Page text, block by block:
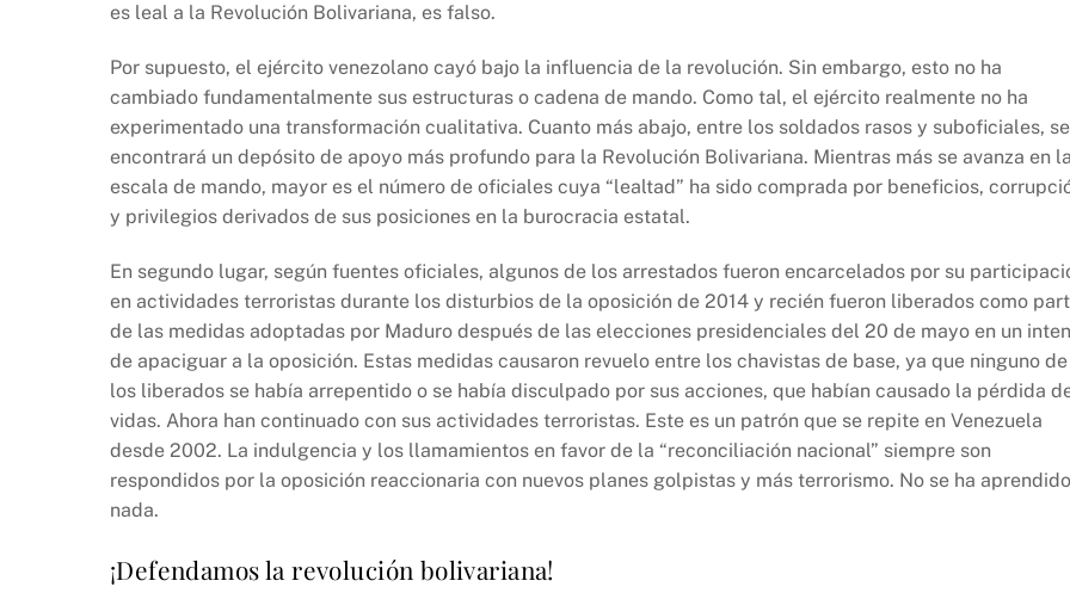
es leal a la Revolución Bolivariana, es falso.
Por supuesto, el ejército venezolano cayó bajo la influencia de la revolución. Sin embargo, esto no ha
cambiado fundamentalmente sus estructuras o cadena de mando. Como tal, el ejército realmente no ha
experimentado una transformación cualitativa. Cuanto más abajo, entre los soldados rasos y suboficiales, se
encontrará un depósito de apoyo más profundo para la Revolución Bolivariana. Mientras más se avanza en la
escala de mando, mayor es el número de oficiales cuya “lealtad” ha sido comprada por beneficios,
y privilegios derivados de sus posiciones en la burocracia estatal.
En segundo lugar, según fuentes oficiales, algunos de los arrestados fueron encarcelados por su
en actividades terroristas durante los disturbios de la oposición de 2014 y recién fueron liberados como
de las medidas adoptadas por Maduro después de las elecciones presidenciales del 20 de mayo en un
de apaciguar a la oposición. Estas medidas causaron revuelo entre los chavistas de base, ya que ninguno de
los liberados se había arrepentido o se había disculpado por sus acciones, que habían causado la pérdida
vidas. Ahora han continuado con sus actividades terroristas. Este es un patrón que se repite en Venezuela
desde 2002. La indulgencia y los llamamientos en favor de la “reconciliación nacional” siempre son
respondidos por la oposición reaccionaria con nuevos planes golpistas y más terrorismo. No se ha aprendido
nada.
¡Defendamos la revolución bolivariana!